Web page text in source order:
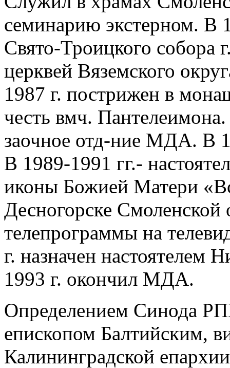
семинарию экстерном. В
Свято-Троицкого собора
церквей Вяземского
1987 г. пострижен в
честь вмч.
заочное отд-ние МДА. В
В 1989-1991 гг.-
иконы Божией Матери
Десногорске Смоленской
телепрограммы на
г. назначен настоятелем
1993 г. окончил МДА.
Определением Синода
епископом Балтийским,
Калининградской